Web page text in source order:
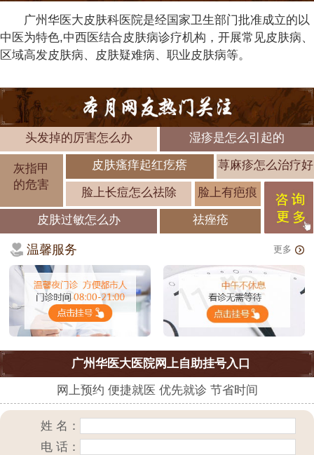
广州华医大皮肤科医院是经国家卫生部门批准成立的以
中医为特色,中西医结合皮肤病诊疗机构，开展常见皮肤病、
区域高发皮肤病、皮肤疑难病、职业皮肤病等。
头发掉的厉害怎么办 湿疹是怎么引起的
灰指甲
的危害
皮肤瘙痒起红疙瘩 荨麻疹怎么治疗好
脸上长痘怎么祛除 脸上有疤痕
皮肤过敏怎么办 祛痤疮
温馨服务 更多
广州华医大医院网上自助挂号入口
网上预约 便捷就医 优先就诊 节省时间
姓 名：
电 话：